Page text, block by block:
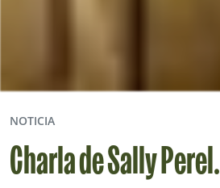
NOTICIA
Charla de Sally Perel.